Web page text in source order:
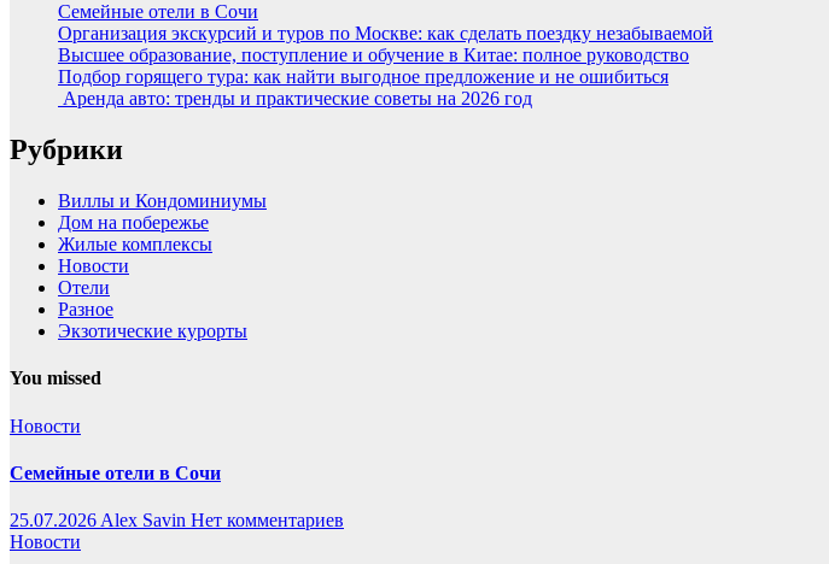
Семейные отели в Сочи
Организация экскурсий и туров по Москве: как сделать поездку незабываемой
Высшее образование, поступление и обучение в Китае: полное руководство
Подбор горящего тура: как найти выгодное предложение и не ошибиться
Аренда авто: тренды и практические советы на 2026 год
Рубрики
Виллы и Кондоминиумы
Дом на побережье
Жилые комплексы
Новости
Отели
Разное
Экзотические курорты
You missed
Новости
Семейные отели в Сочи
25.07.2026 Alex Savin Нет комментариев
Новости